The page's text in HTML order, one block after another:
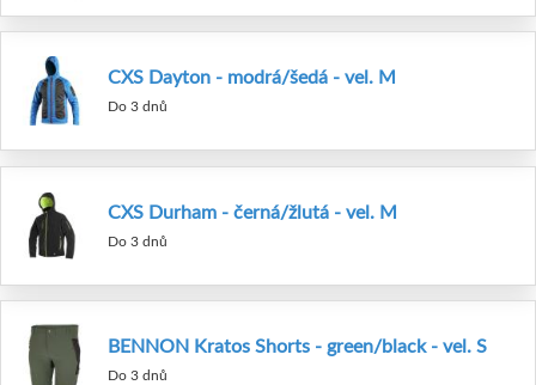
CXS Dayton - modrá/šedá - vel. M
Do 3 dnů
CXS Durham - černá/žlutá - vel. M
Do 3 dnů
BENNON Kratos Shorts - green/black - vel. S
Do 3 dnů